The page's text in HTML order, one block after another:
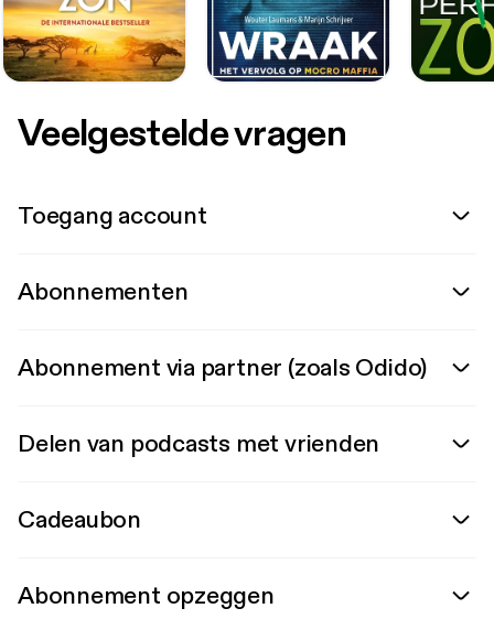
Veelgestelde vragen
Toegang account
Abonnementen
Abonnement via partner (zoals Odido)
Delen van podcasts met vrienden
Cadeaubon
Abonnement opzeggen